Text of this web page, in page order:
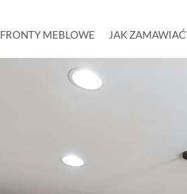
FRONTY MEBLOWE JAK